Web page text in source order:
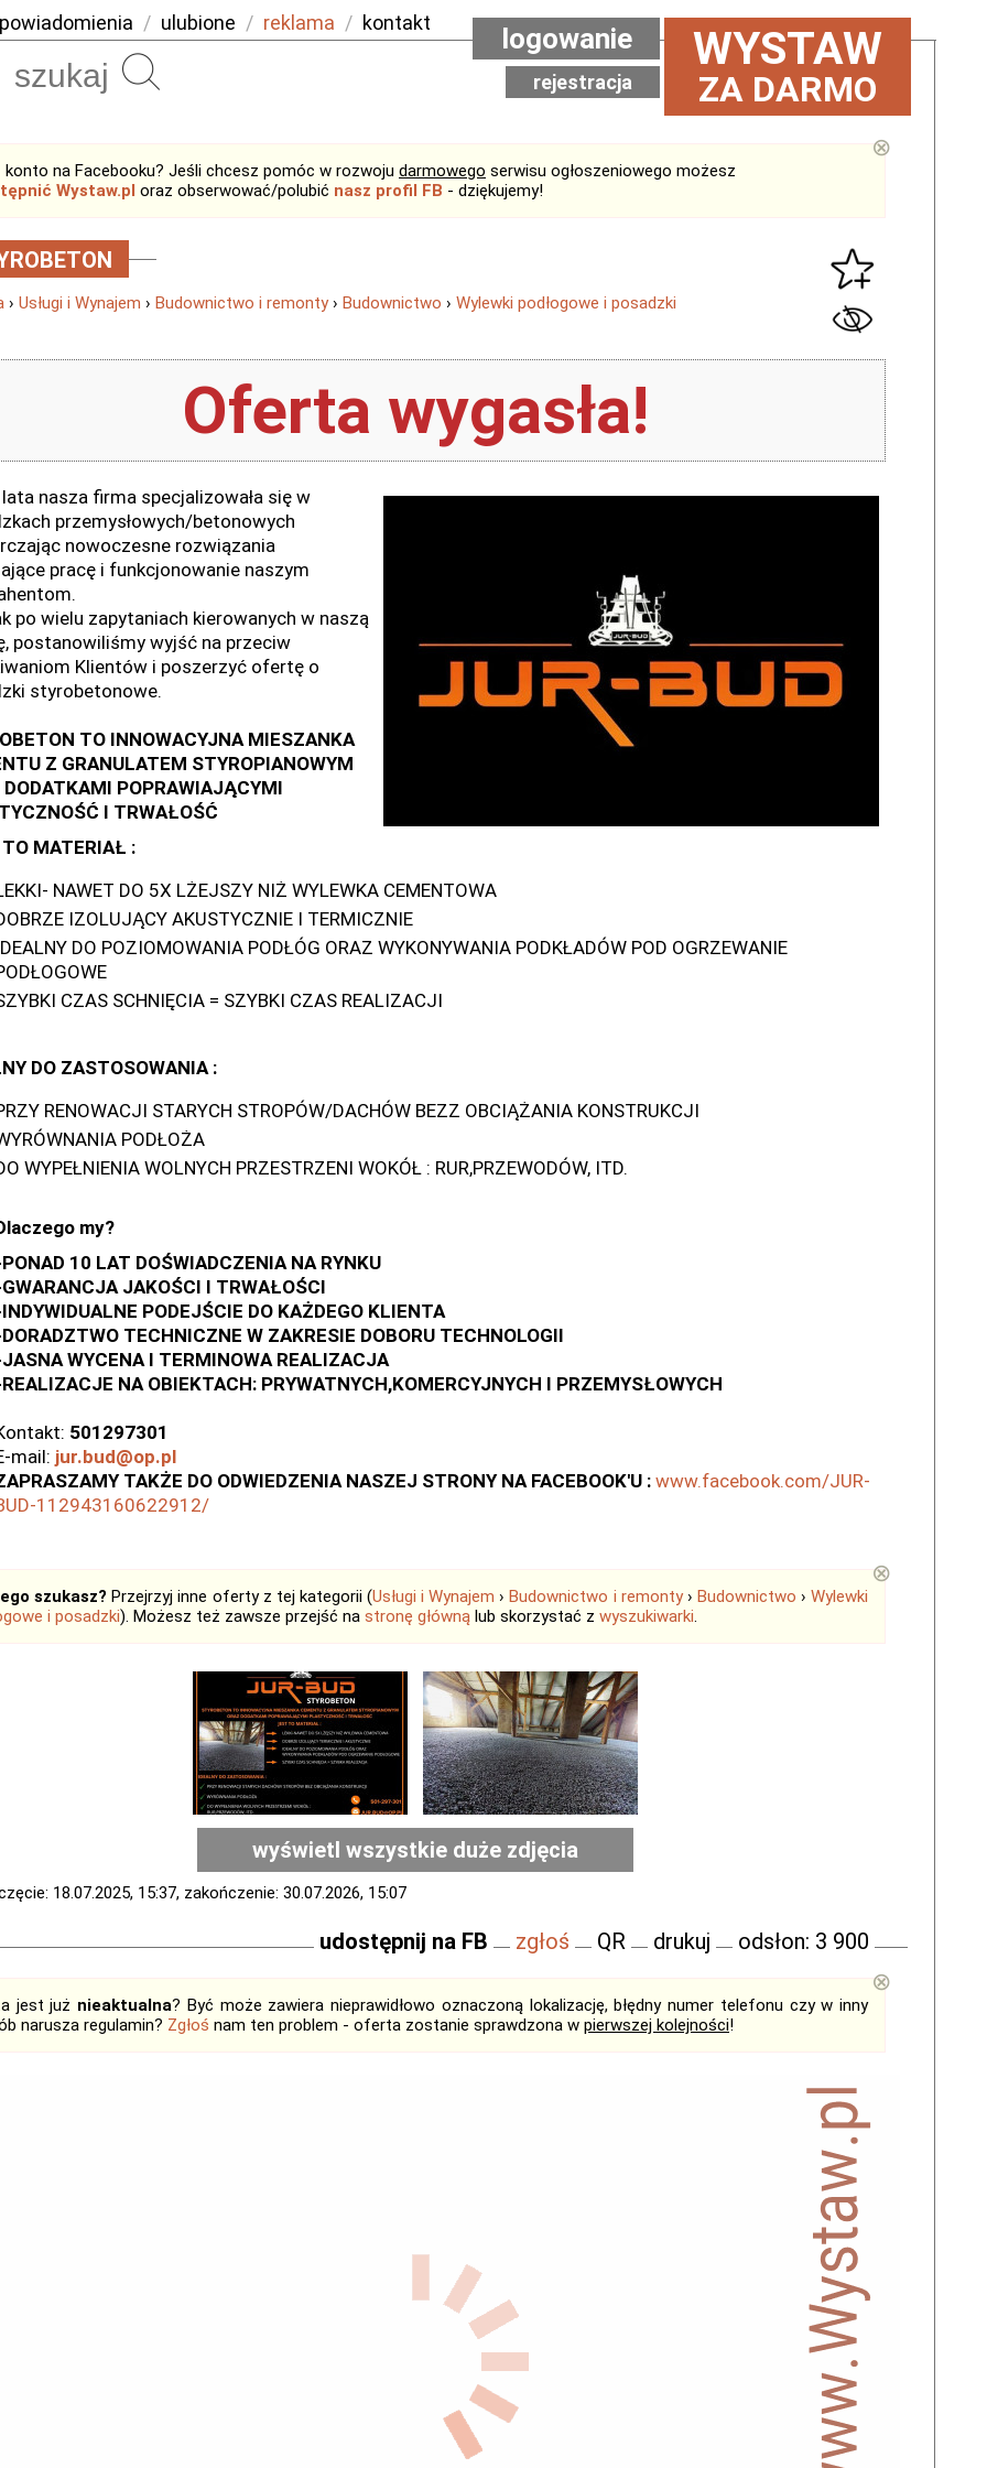
powiadomienia / ulubione / reklama / kontakt WYSTAW
ZA DARMO
logowanie
rejestracja
konto na Facebooku? Jeśli chcesz pomóc w rozwoju darmowego serwisu ogłoszeniowego możesz
Wystaw.pl oraz obserwować/polubić nasz profil FB - dziękujemy!
⊗
› Usługi i Wynajem › Budownictwo i remonty› Budownictwo › Wylewki podłogowe i posadzki
Oferta wygasła!
nasza firma specjalizowała się w
przemysłowych/betonowych
nowoczesne rozwiązania
pracę i funkcjonowanie naszym
po wielu zapytaniach kierowanych w naszą
postanowiliśmy wyjść na przeciw
Klientów i poszerzyć ofertę o
styrobetonowe.
TO INNOWACYJNA MIESZANKA
Z GRANULATEM STYROPIANOWYM
DODATKAMI POPRAWIAJĄCYMI
I TRWAŁOŚĆ
MATERIAŁ :
NAWET DO 5X LŻEJSZY NIŻ WYLEWKA CEMENTOWA
IZOLUJĄCY AKUSTYCZNIE I TERMICZNIE
DO POZIOMOWANIA PODŁÓG ORAZ WYKONYWANIA PODKŁADÓW POD OGRZEWANIE
CZAS SCHNIĘCIA = SZYBKI CZAS REALIZACJI
DO ZASTOSOWANIA :
RENOWACJI STARYCH STROPÓW/DACHÓW BEZZ OBCIĄŻANIA KONSTRUKCJI
PODŁOŻA
WYPEŁNIENIA WOLNYCH PRZESTRZENI WOKÓŁ : RUR,PRZEWODÓW, ITD.
my?
10 LAT DOŚWIADCZENIA NA RYNKU
JAKOŚCI I TRWAŁOŚCI
PODEJŚCIE DO KAŻDEGO KLIENTA
TECHNICZNE W ZAKRESIE DOBORU TECHNOLOGII
WYCENA I TERMINOWA REALIZACJA
NA OBIEKTACH: PRYWATNYCH,KOMERCYJNYCH I PRZEMYSŁOWYCH
501297301
mail: jur.bud@op.pl
TAKŻE DO ODWIEDZENIA NASZEJ STRONY NA FACEBOOK'U : www.facebook.com/JUR-
112943160622912/
szukasz? Przejrzyj inne oferty z tej kategorii (Usługi i Wynajem ›Budownictwo i remonty› Budownictwo ›Wylewki
i posadzki). Możesz też zawsze przejść na stronę główną lub skorzystać z wyszukiwarki.
⊗
wyświetl wszystkie duże zdjęcia
18.07.2025, 15:37, zakończenie: 30.07.2026, 15:07
udostępnij na FB zgłoś QR drukuj odsłon: 3 900
jest już nieaktualna? Być może zawiera nieprawidłowo oznaczoną lokalizację, błędny numer telefonu czy w inny
narusza regulamin? Zgłoś nam ten problem - oferta zostanie sprawdzona w pierwszej kolejności!
⊗